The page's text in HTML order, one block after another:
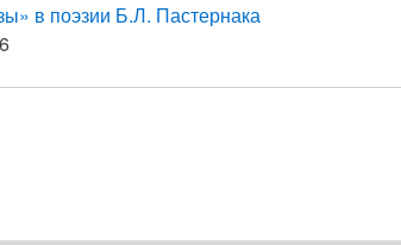
в поэзии Б.Л. Пастернака